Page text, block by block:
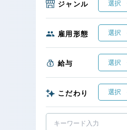
ジャンル 選択
雇用形態 選択
給与 選択
こだわり 選択